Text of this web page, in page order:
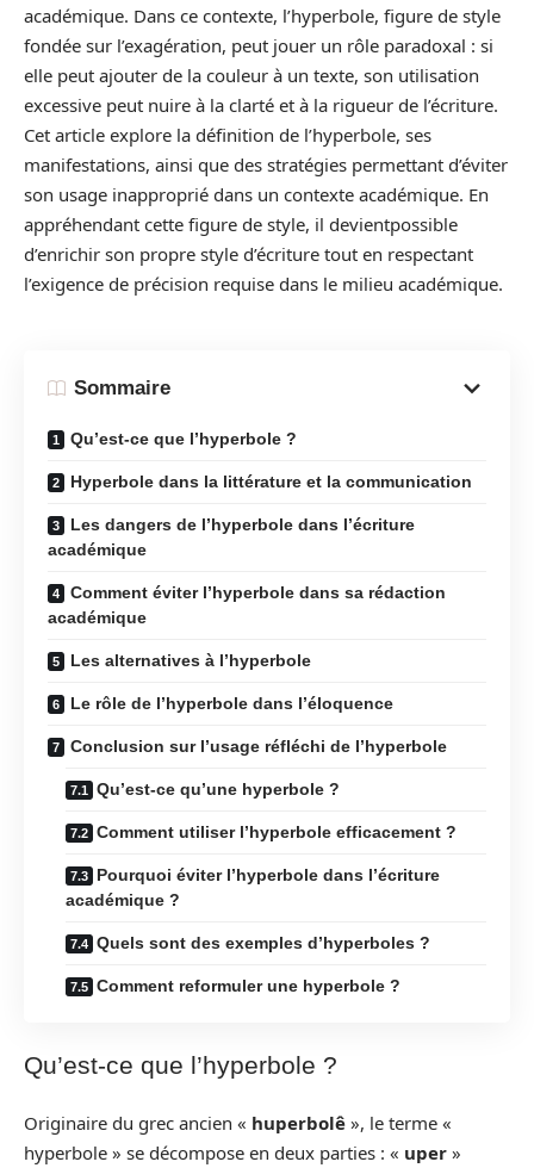
académique. Dans ce contexte, l’hyperbole, figure de style
fondée sur l’exagération, peut jouer un rôle paradoxal : si
elle peut ajouter de la couleur à un texte, son utilisation
excessive peut nuire à la clarté et à la rigueur de l’écriture.
Cet article explore la définition de l’hyperbole, ses
manifestations, ainsi que des stratégies permettant d’éviter
son usage inapproprié dans un contexte académique. En
appréhendant cette figure de style, il devientpossible
d’enrichir son propre style d’écriture tout en respectant
l’exigence de précision requise dans le milieu académique.
Sommaire
Qu’est-ce que l’hyperbole ?
Hyperbole dans la littérature et la communication
Les dangers de l’hyperbole dans l’écriture
académique
Comment éviter l’hyperbole dans sa rédaction
académique
Les alternatives à l’hyperbole
Le rôle de l’hyperbole dans l’éloquence
Conclusion sur l’usage réfléchi de l’hyperbole
Qu’est-ce qu’une hyperbole ?
Comment utiliser l’hyperbole efficacement ?
Pourquoi éviter l’hyperbole dans l’écriture
académique ?
Quels sont des exemples d’hyperboles ?
Comment reformuler une hyperbole ?
Qu’est-ce que l’hyperbole ?
Originaire du grec ancien « huperbolê », le terme «
hyperbole » se décompose en deux parties : « uper »